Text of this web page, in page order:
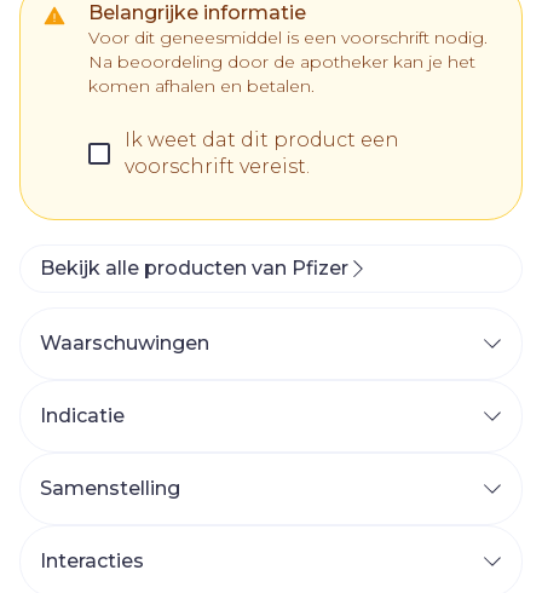
Belangrijke informatie
Voor dit geneesmiddel is een voorschrift nodig.
Na beoordeling door de apotheker kan je het
komen afhalen en betalen.
Ik weet dat dit product een
voorschrift vereist.
Bekijk alle producten van Pfizer
Waarschuwingen
Indicatie
arthritis psoriatica
Samenstelling
Elke 10 mg filmomhulde tablet bevat 10 mg
Interacties